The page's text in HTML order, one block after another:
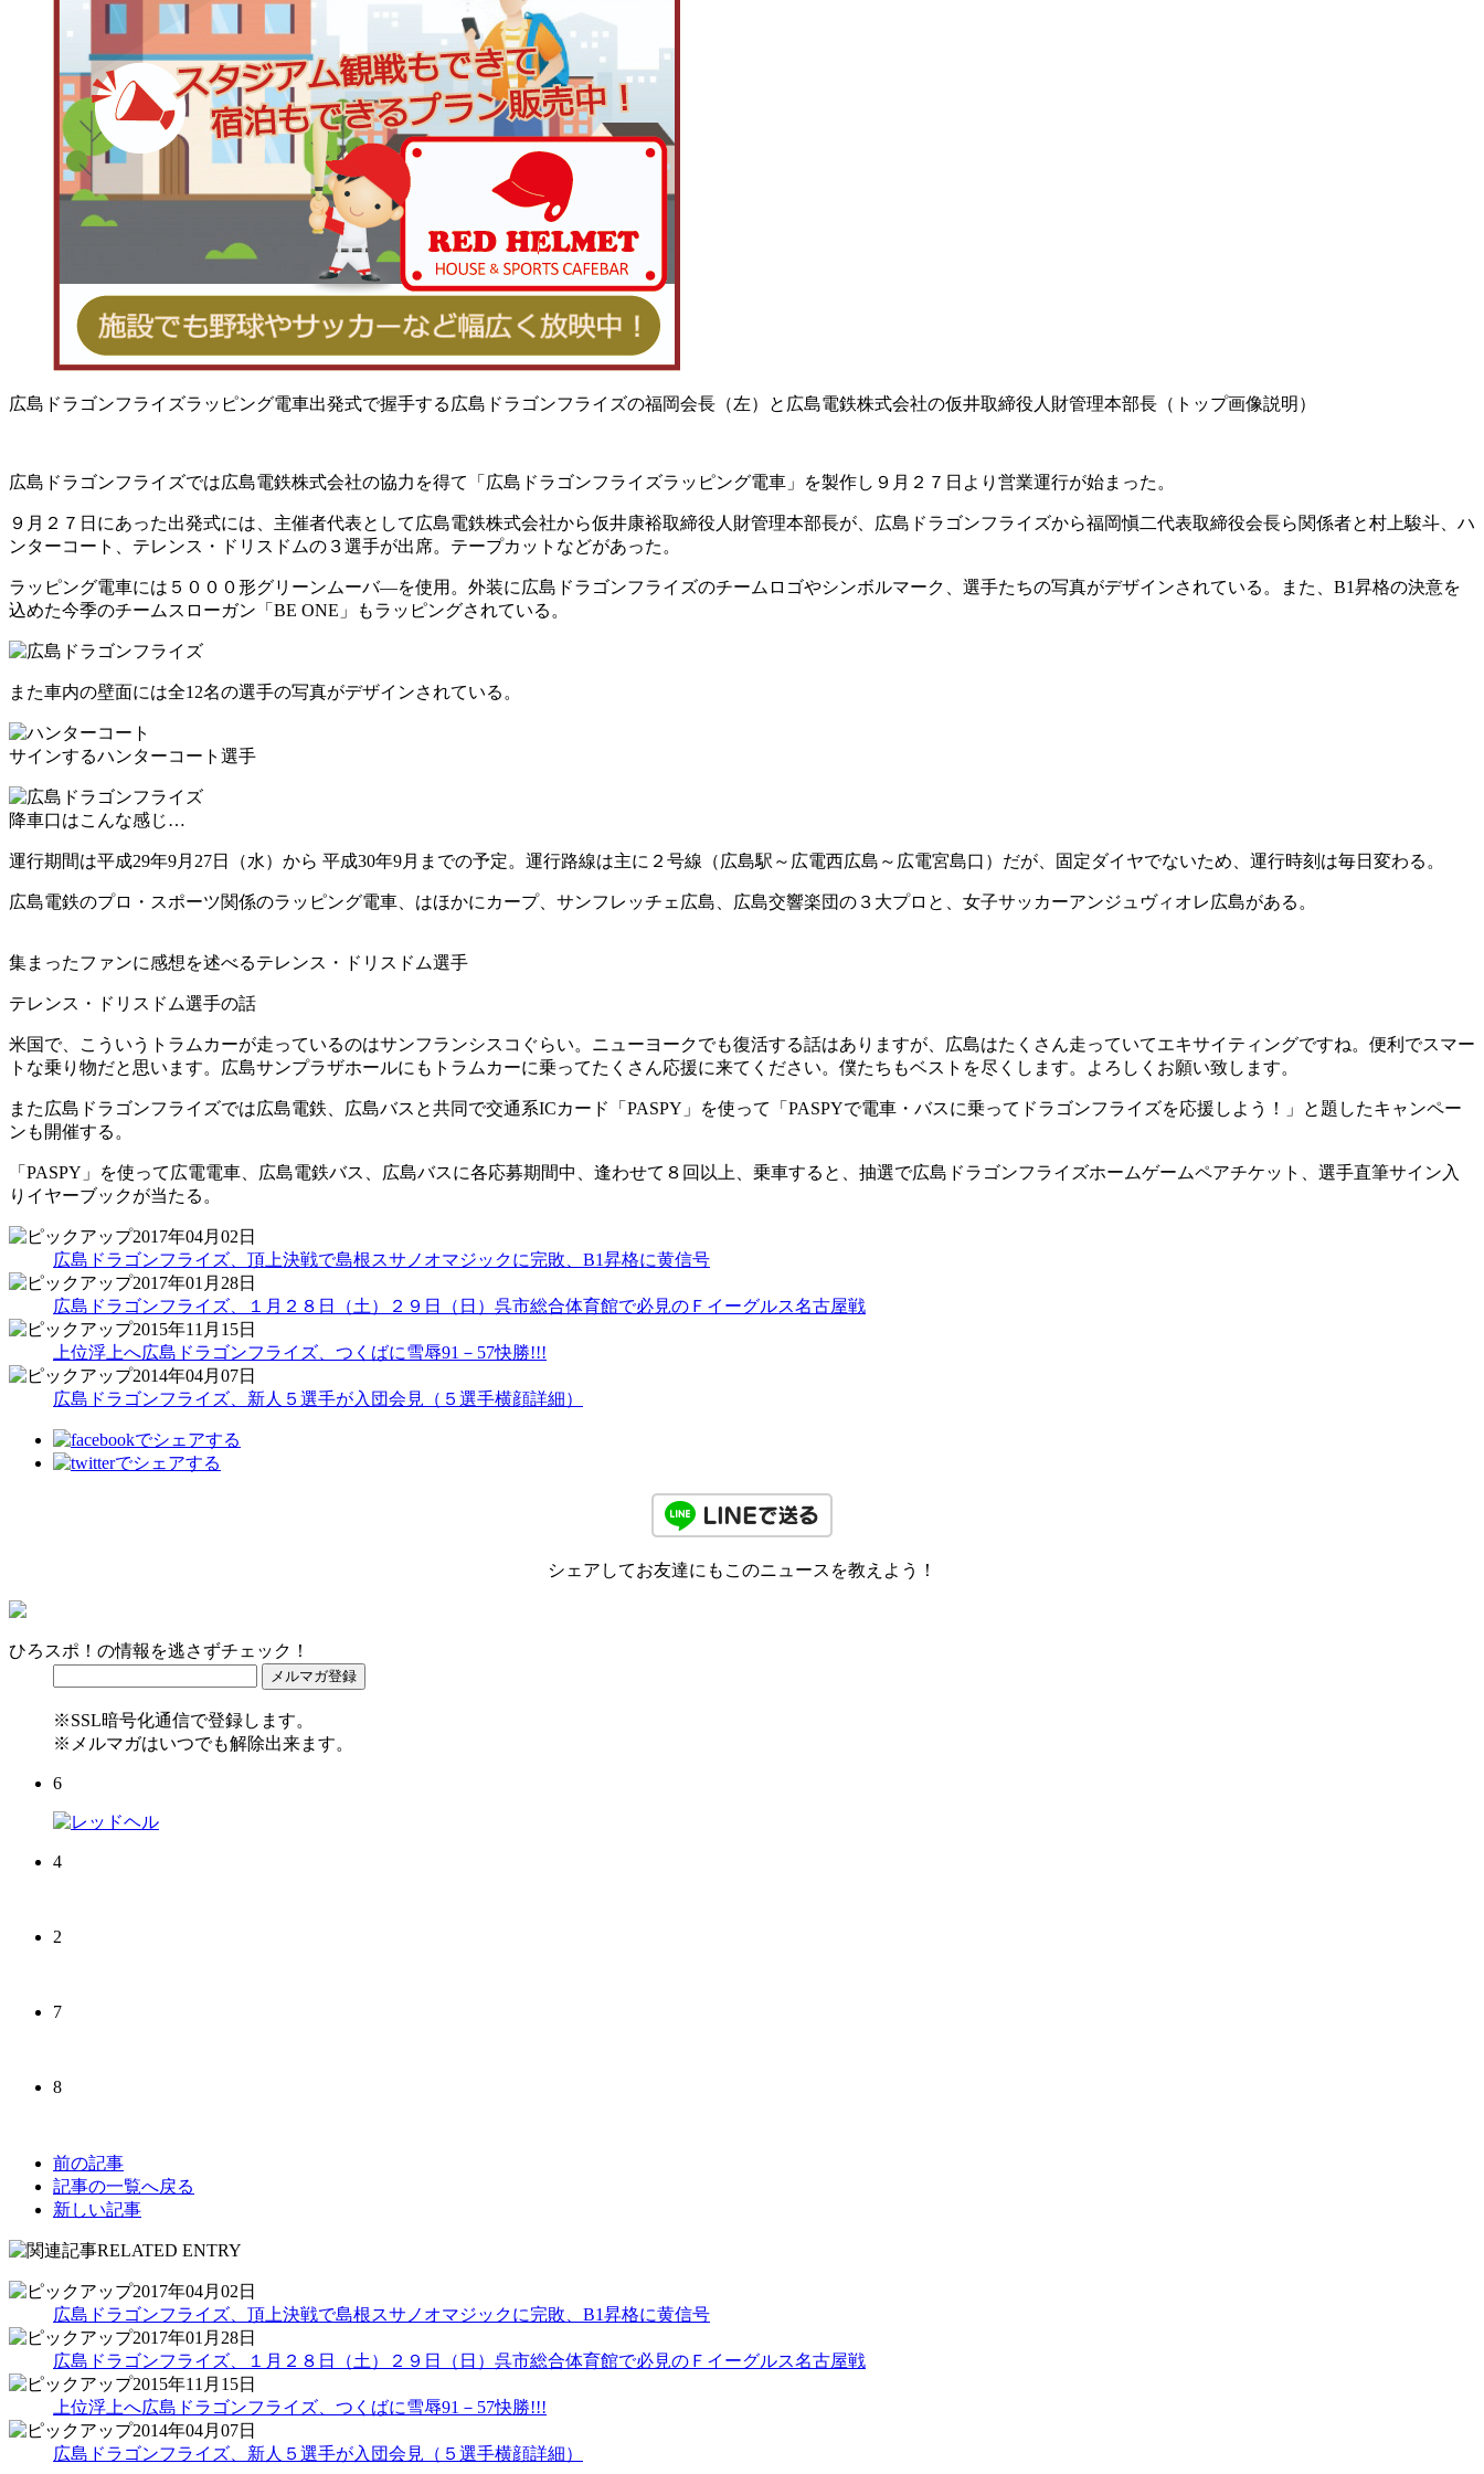
広島ドラゴンフライズラッピング電車出発式で握手する広島ドラゴンフライズの福岡会長（左）と広島電鉄株式会社の仮井取締役人財管理本部長（トップ画像説明）
広島ドラゴンフライズでは広島電鉄株式会社の協力を得て「広島ドラゴンフライズラッピング電車」を製作し９月２７日より営業運行が始まった。
９月２７日にあった出発式には、主催者代表として広島電鉄株式会社から仮井康裕取締役人財管理本部長が、広島ドラゴンフライズから福岡愼二代表取締役会長ら関係者と村上駿斗、ハ
ンターコート、テレンス・ドリスドムの３選手が出席。テープカットなどがあった。
ラッピング電車には５０００形グリーンムーバ―を使用。外装に広島ドラゴンフライズのチームロゴやシンボルマーク、選手たちの写真がデザインされている。また、B1昇格の決意を
込めた今季のチームスローガン「BE ONE」もラッピングされている。
また車内の壁面には全12名の選手の写真がデザインされている。
サインするハンターコート選手
降車口はこんな感じ…
運行期間は平成29年9月27日（水）から 平成30年9月までの予定。運行路線は主に２号線（広島駅～広電西広島～広電宮島口）だが、固定ダイヤでないため、運行時刻は毎日変わる。
広島電鉄のプロ・スポーツ関係のラッピング電車、はほかにカープ、サンフレッチェ広島、広島交響楽団の３大プロと、女子サッカーアンジュヴィオレ広島がある。
集まったファンに感想を述べるテレンス・ドリスドム選手
テレンス・ドリスドム選手の話
米国で、こういうトラムカーが走っているのはサンフランシスコぐらい。ニューヨークでも復活する話はありますが、広島はたくさん走っていてエキサイティングですね。便利でスマー
トな乗り物だと思います。広島サンプラザホールにもトラムカーに乗ってたくさん応援に来てください。僕たちもベストを尽くします。よろしくお願い致します。
また広島ドラゴンフライズでは広島電鉄、広島バスと共同で交通系ICカード「PASPY」を使って「PASPYで電車・バスに乗ってドラゴンフライズを応援しよう！」と題したキャンペー
ンも開催する。
「PASPY」を使って広電電車、広島電鉄バス、広島バスに各応募期間中、逢わせて８回以上、乗車すると、抽選で広島ドラゴンフライズホームゲームペアチケット、選手直筆サイン入
りイヤーブックが当たる。
2017年04月02日
広島ドラゴンフライズ、頂上決戦で島根スサノオマジックに完敗、B1昇格に黄信号
2017年01月28日
広島ドラゴンフライズ、１月２８日（土）２９日（日）呉市総合体育館で必見のＦイーグルス名古屋戦
2015年11月15日
上位浮上へ広島ドラゴンフライズ、つくばに雪辱91－57快勝!!!
2014年04月07日
広島ドラゴンフライズ、新人５選手が入団会見（５選手横顔詳細）
シェアしてお友達にもこのニュースを教えよう！
ひろスポ！の情報を逃さずチェック！
※SSL暗号化通信で登録します。
※メルマガはいつでも解除出来ます。
6
4
2
7
8
前の記事
記事の一覧へ戻る
新しい記事
2017年04月02日
広島ドラゴンフライズ、頂上決戦で島根スサノオマジックに完敗、B1昇格に黄信号
2017年01月28日
広島ドラゴンフライズ、１月２８日（土）２９日（日）呉市総合体育館で必見のＦイーグルス名古屋戦
2015年11月15日
上位浮上へ広島ドラゴンフライズ、つくばに雪辱91－57快勝!!!
2014年04月07日
広島ドラゴンフライズ、新人５選手が入団会見（５選手横顔詳細）